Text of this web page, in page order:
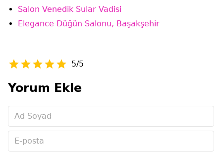
Salon Venedik Sular Vadisi
Elegance Düğün Salonu, Başakşehir
5/5
Yorum Ekle